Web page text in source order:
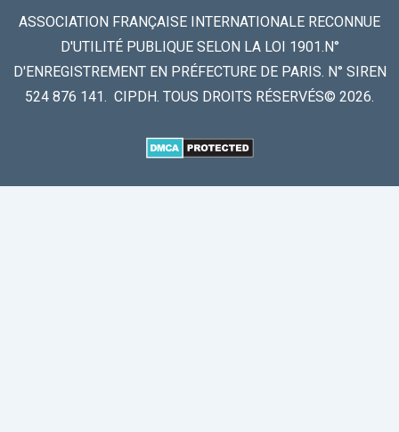
ASSOCIATION FRANÇAISE INTERNATIONALE RECONNUE
D'UTILITÉ PUBLIQUE SELON LA LOI 1901.N°
D'ENREGISTREMENT EN PRÉFECTURE DE PARIS. N° SIREN
524 876 141. CIPDH. TOUS DROITS RÉSERVÉS© 2026.